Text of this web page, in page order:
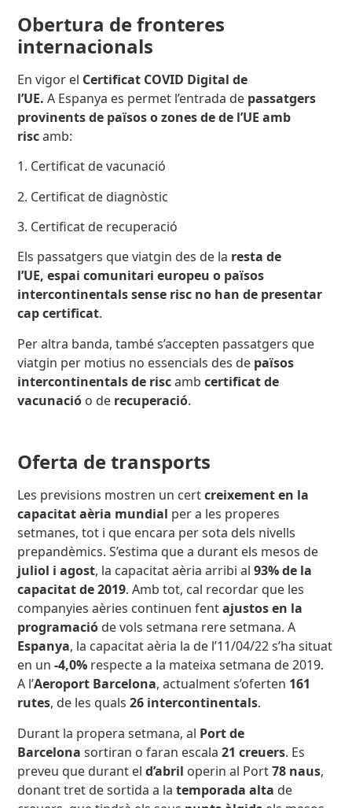
Obertura de fronteres
internacionals
En vigor el Certificat COVID Digital de
l’UE. A Espanya es permet l’entrada de passatgers
provinents de països o zones de de l’UE amb
riscamb:
1. Certificat de vacunació
2. Certificat de diagnòstic
3. Certificat de recuperació
Els passatgers que viatgin des de la resta de
l’UE, espai comunitari europeu o països
intercontinentals sense risc no han de presentar
cap certificat.
Per altra banda, també s’accepten passatgers que
viatgin per motius no essencials des de països
intercontinentals de riscambcertificat de
vacunació o de recuperació.
Oferta de transports
Les previsions mostren un certcreixement en la
capacitat aèria mundial per a les properes
setmanes, tot i que encara per sota dels nivells
prepandèmics. S’estima que a durant els mesos de
juliol i agost, la capacitat aèria arribi al93% de la
capacitat de 2019. Amb tot, cal recordar que les
companyies aèries continuen fentajustos en la
programació de vols setmana rere setmana. A
Espanya, la capacitat aèria la de l’11/04/22 s’ha situat
en un-4,0% respecte a la mateixa setmana de 2019.
A l’Aeroport Barcelona, actualment s’oferten 161
rutes, de les quals26 intercontinentals.
Durant la propera setmana, al Port de
Barcelonasortiran o faran escala21 creuers. Es
preveu que durant el d’abril operin al Port78 naus,
donant tret de sortida a latemporada alta de